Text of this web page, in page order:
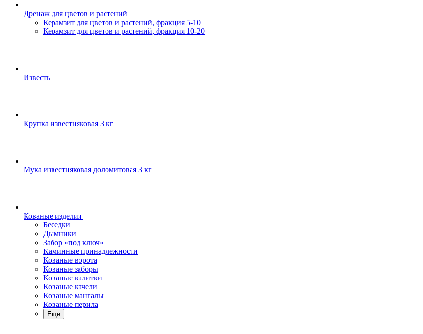
Дренаж для цветов и растений
Керамзит для цветов и растений, фракция 5-10
Керамзит для цветов и растений, фракция 10-20
Известь
Крупка известняковая 3 кг
Мука известняковая доломитовая 3 кг
Кованые изделия
Беседки
Дымники
Забор «под ключ»
Каминные принадлежности
Кованые ворота
Кованые заборы
Кованые калитки
Кованые качели
Кованые мангалы
Кованые перила
Еще